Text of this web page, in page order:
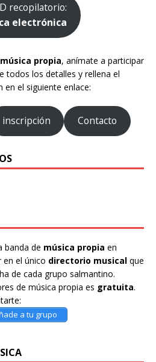
recopilatorio:
electrónica
propia, anímate a participar
todos los detalles y rellena el
el siguiente enlace:
inscripción Contacto
banda de música propia en
en el único directorio musical que
de cada grupo salmantino.
de música propia es gratuita.
a tu grupo